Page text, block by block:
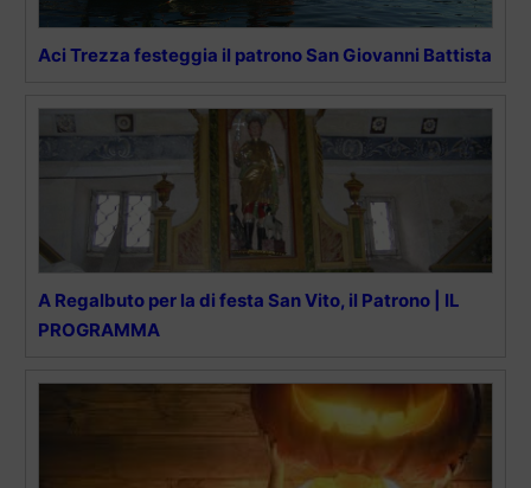
Aci Trezza festeggia il patrono San Giovanni Battista
A Regalbuto per la di festa San Vito, il Patrono | IL
PROGRAMMA